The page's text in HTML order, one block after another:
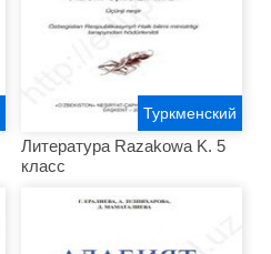
Литература Razakowa K. 5
класс
Туркменский